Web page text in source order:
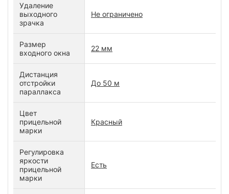
Удаление
выходного
зрачка
Не ограничено
Размер
входного окна
22 мм
Дистанция
отстройки
параллакса
До 50 м
Цвет
прицельной
марки
Красный
Регулировка
яркости
прицельной
марки
Есть